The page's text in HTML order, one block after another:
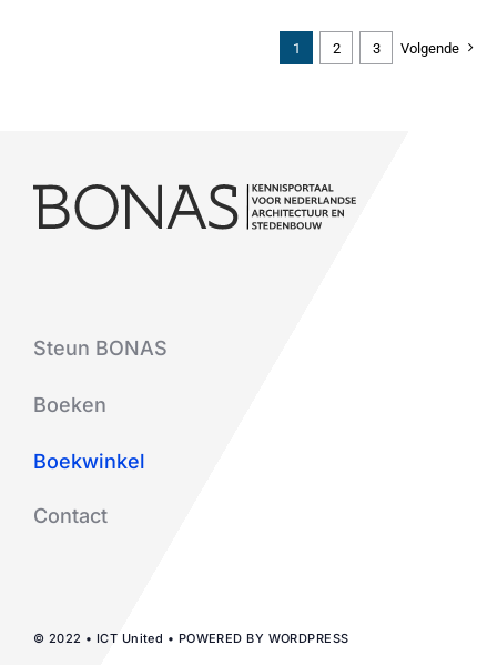
1 2 3 Volgende
Steun BONAS
Boeken
Boekwinkel
Contact
© 2022 • ICT United • POWERED BY WORDPRESS